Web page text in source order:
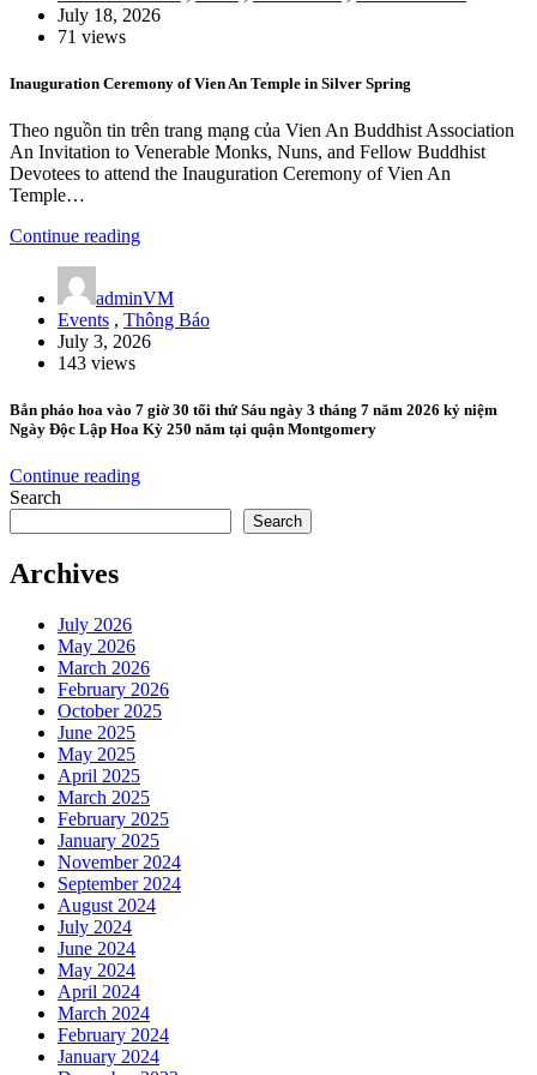
July 18, 2026
71 views
Inauguration Ceremony of Vien An Temple in Silver Spring
Theo nguồn tin trên trang mạng của Vien An Buddhist Association
An Invitation to Venerable Monks, Nuns, and Fellow Buddhist
Devotees to attend the Inauguration Ceremony of Vien An
Temple…
Continue reading
adminVM
Events , Thông Báo
July 3, 2026
143 views
Bắn pháo hoa vào 7 giờ 30 tối thứ Sáu ngày 3 tháng 7 năm 2026 kỷ niệm
Ngày Độc Lập Hoa Kỳ 250 năm tại quận Montgomery
Continue reading
Search
Search
Archives
July 2026
May 2026
March 2026
February 2026
October 2025
June 2025
May 2025
April 2025
March 2025
February 2025
January 2025
November 2024
September 2024
August 2024
July 2024
June 2024
May 2024
April 2024
March 2024
February 2024
January 2024